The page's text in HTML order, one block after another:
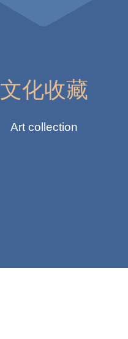
文化收藏
Art collection